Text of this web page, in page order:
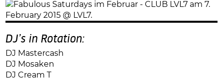
DJ’s in Rotation:
DJ Mastercash
DJ Mosaken
DJ Cream T